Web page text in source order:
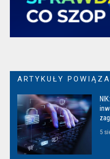
ARTYKUŁY
5